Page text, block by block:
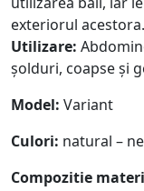
exteriorul acestora.
Utilizare:
șolduri, coapse și
Model: Variant
Culori: natural –
Compozitie